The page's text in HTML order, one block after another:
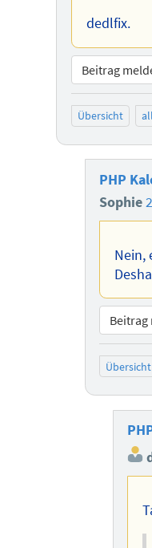
dedlfix.
Beitrag
Übersicht
PHP
Sophie
Nein,
Beitrag
Übersicht